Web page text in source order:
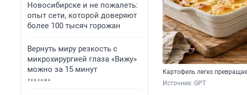
Новосибирске и не пожалеть:
опыт сети, которой доверяют
более 100 тысяч горожан
Вернуть миру резкость с
микрохирургией глаза «Вижу»
можно за 15 минут
Картофель легко
Источник: GPT